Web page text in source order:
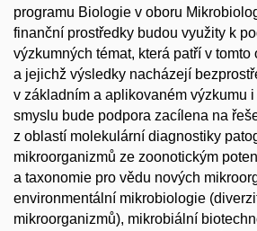
programu Biologie v oboru
finanční prostředky budou využity k
výzkumných témat, která patří v tomto
a jejichž výsledky nacházejí
v základním a aplikovaném výzkumu
smyslu bude podpora zacílena na
z oblastí molekulární diagnostiky
mikroorganizmů ze zoonotickým
a taxonomie pro vědu nových
environmentální mikrobiologie
mikroorganizmů), mikrobiální